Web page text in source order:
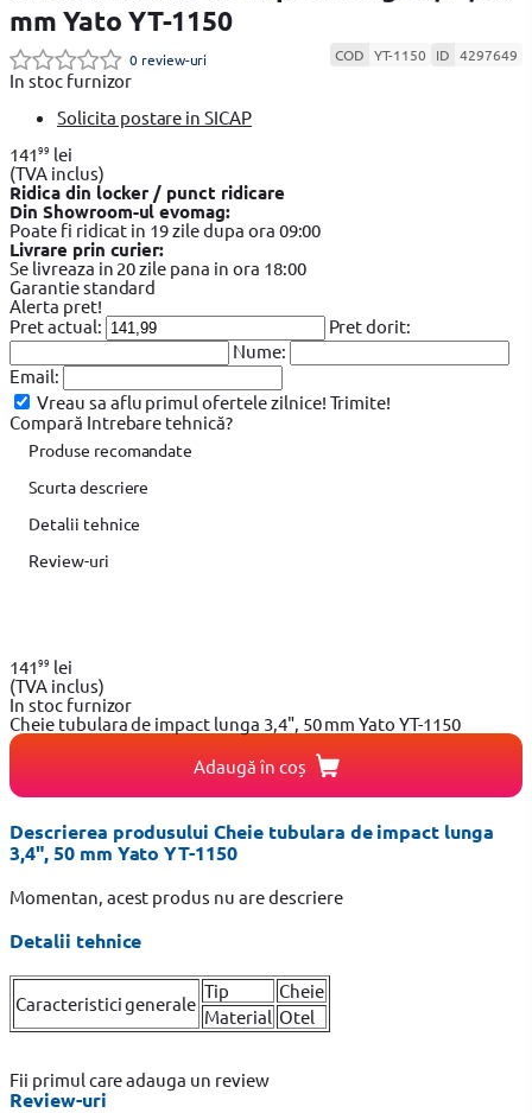
mm Yato YT-1150
0 review-uri COD YT-1150 ID 4297649
In stoc furnizor
Solicita postare in SICAP
14199 lei
(TVA inclus)
Ridica din locker / punct ridicare
Din Showroom-ul evomag:
Poate fi ridicat in 19 zile dupa ora 09:00
Livrare prin curier:
Se livreaza in 20 zile pana in ora 18:00
Garantie standard
Alerta pret!
Pret actual:
Pret dorit:
Nume:
Email:
Vreau sa aflu primul ofertele zilnice! Trimite!
Compară Intrebare tehnică?
Produse recomandate
Scurta descriere
Detalii tehnice
Review-uri
14199 lei
(TVA inclus)
In stoc furnizor
Cheie tubulara de impact lunga 3,4", 50 mm Yato YT-1150
Adaugă în coș
Descrierea produsului Cheie tubulara de impact lunga
3,4", 50 mm Yato YT-1150
Momentan, acest produs nu are descriere
Detalii tehnice
Caracteristici generale
Tip
Cheie
Material Otel
Fii primul care adauga un review
Review-uri